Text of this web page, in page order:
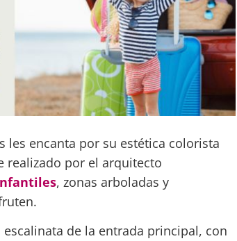
les encanta por su estética colorista
realizado por el arquitecto
, zonas arboladas y
de la entrada principal, con